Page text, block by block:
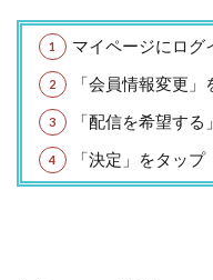
マイページにログ
「会員情報変更」
「配信を希望す
「決定」をタップ